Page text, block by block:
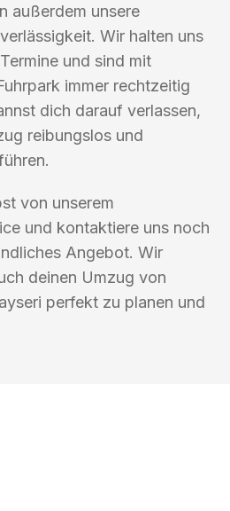
außerdem unsere
Wir halten uns
und sind mit
immer rechtzeitig
dich darauf verlassen,
reibungslos und
von unserem
und kontaktiere uns noch
Angebot. Wir
deinen Umzug von
perfekt zu planen und